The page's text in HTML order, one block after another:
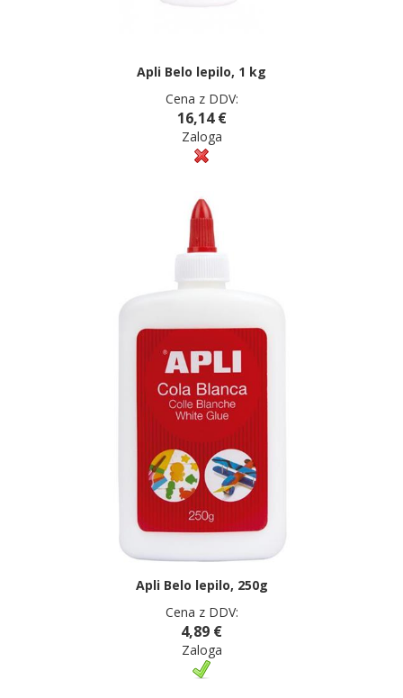
Apli Belo lepilo, 1 kg
Cena z DDV:
16,14 €
Zaloga
Apli Belo lepilo, 250g
Cena z DDV:
4,89 €
Zaloga